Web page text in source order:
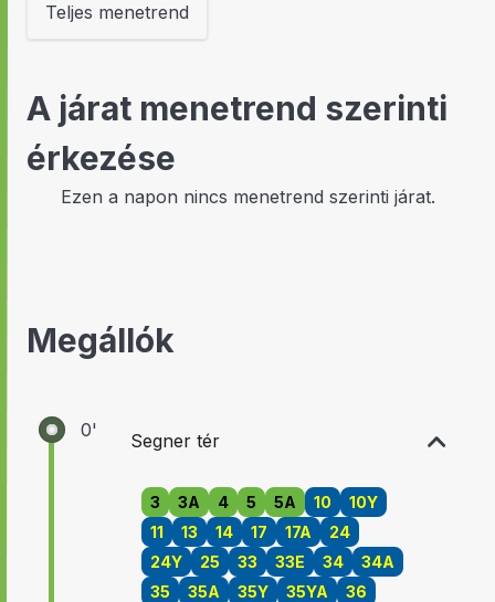
Teljes menetrend
A járat menetrend szerinti
érkezése
Ezen a napon nincs menetrend szerinti járat.
Megállók
0' Segner tér
3 3A 4 5 5A 10
10Y
11
13 14 17 17A
24
24Y
25 33 33E 34
34A
35
35A 35Y 35YA
36